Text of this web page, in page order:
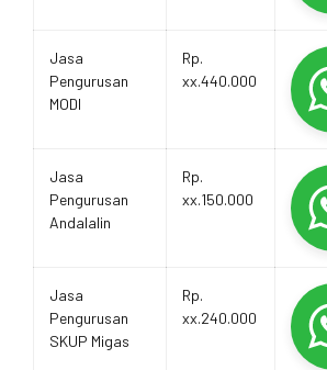
Jasa
Pengurusan
MODI
Rp.
xx.440.000
Jasa
Pengurusan
Andalalin
Rp.
xx.150.000
Jasa
Pengurusan
SKUP Migas
Rp.
xx.240.000